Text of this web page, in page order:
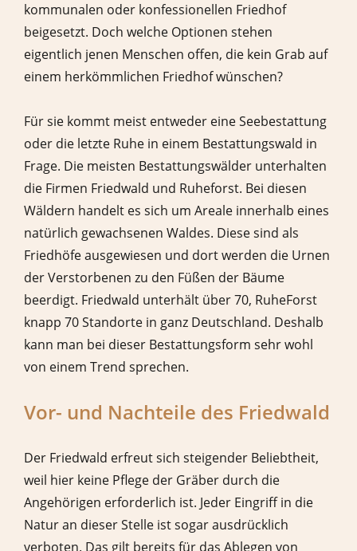
kommunalen oder konfessionellen Friedhof
beigesetzt. Doch welche Optionen stehen
eigentlich jenen Menschen offen, die kein Grab auf
einem herkömmlichen Friedhof wünschen?
Für sie kommt meist entweder eine Seebestattung
oder die letzte Ruhe in einem Bestattungswald in
Frage. Die meisten Bestattungswälder unterhalten
die Firmen Friedwald und Ruheforst. Bei diesen
Wäldern handelt es sich um Areale innerhalb eines
natürlich gewachsenen Waldes. Diese sind als
Friedhöfe ausgewiesen und dort werden die Urnen
der Verstorbenen zu den Füßen der Bäume
beerdigt. Friedwald unterhält über 70, RuheForst
knapp 70 Standorte in ganz Deutschland. Deshalb
kann man bei dieser Bestattungsform sehr wohl
von einem Trend sprechen.
Vor- und Nachteile des Friedwald
Der Friedwald erfreut sich steigender Beliebtheit,
weil hier keine Pflege der Gräber durch die
Angehörigen erforderlich ist. Jeder Eingriff in die
Natur an dieser Stelle ist sogar ausdrücklich
verboten. Das gilt bereits für das Ablegen von